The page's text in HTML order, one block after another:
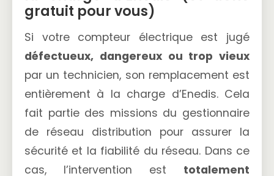
gratuit pour vous)
Si votre compteur électrique est jugé
défectueux, dangereux ou trop vieux
par un technicien, son remplacement est
entièrement à la charge d’Enedis. Cela
fait partie des missions du gestionnaire
de réseau distribution pour assurer la
sécurité et la fiabilité du réseau. Dans ce
cas, l’intervention est totalement